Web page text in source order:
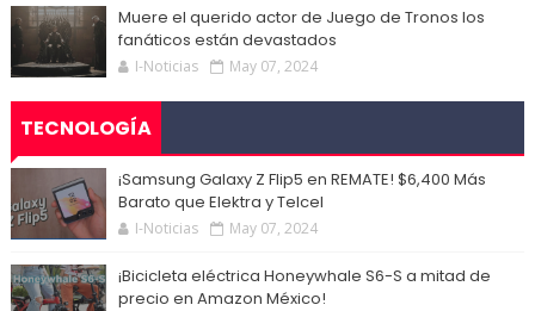
Muere el querido actor de Juego de Tronos los
fanáticos están devastados
I-Noticias May 07, 2024
TECNOLOGÍA
¡Samsung Galaxy Z Flip5 en REMATE! $6,400 Más
Barato que Elektra y Telcel
I-Noticias May 07, 2024
¡Bicicleta eléctrica Honeywhale S6-S a mitad de
precio en Amazon México!